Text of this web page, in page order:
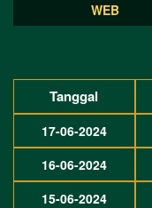
WEB
Tanggal
17-06-2024
16-06-2024
15-06-2024